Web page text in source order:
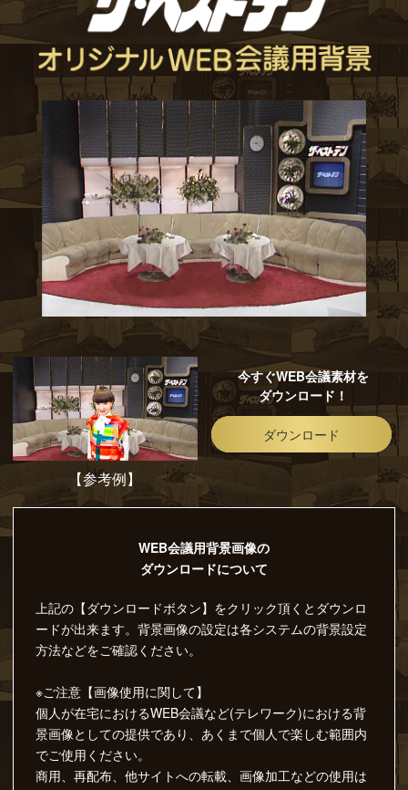
【参考例】
今すぐWEB会議素材を
ダウンロード！
ダウンロード
WEB会議用背景画像の
ダウンロードについて
上記の【ダウンロードボタン】をクリック頂くとダウンロ
ードが出来ます。背景画像の設定は各システムの背景設定
方法などをご確認ください。
※ご注意【画像使用に関して】
個人が在宅におけるWEB会議など(テレワーク)における背
景画像としての提供であり、あくまで個人で楽しむ範囲内
でご使用ください。
商用、再配布、他サイトへの転載、画像加工などの使用は